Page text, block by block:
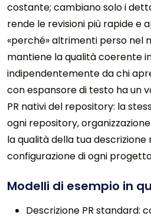
costante; cambiano solo i
rende le revisioni più rapide e
«perché» altrimenti perso nel
mantiene la qualità coerente
indipendentemente da chi
con espansore di testo ha un
PR nativi del repository: la
ogni repository,
la qualità della tua descrizione
configurazione di ogni
Modelli di esempio in
Descrizione PR standard: